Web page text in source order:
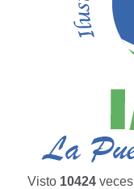
Visto 10424 veces